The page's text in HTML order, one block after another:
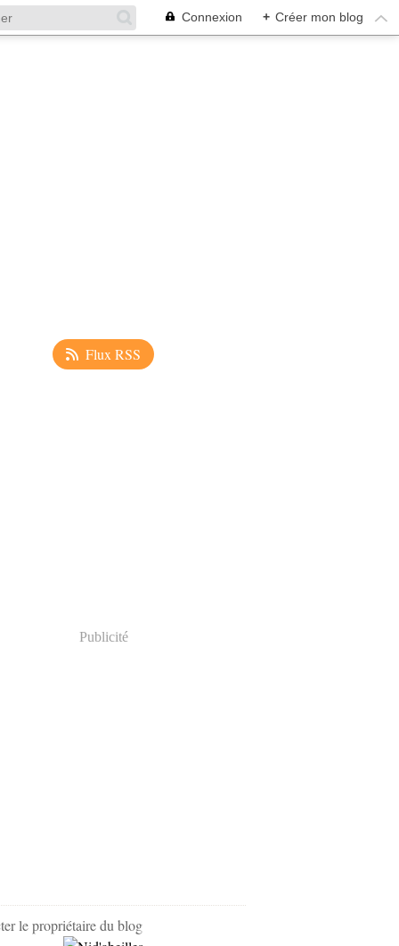
Connexion + Créer mon blog
Flux RSS
Publicité
le propriétaire du blog